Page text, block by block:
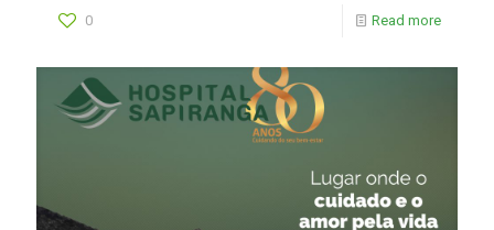
0 Read more